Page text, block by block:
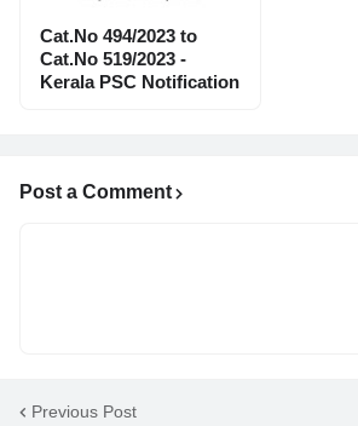
Cat.No 494/2023 to
Cat.No 519/2023 -
Kerala PSC Notification
Post a Comment
Previous Post